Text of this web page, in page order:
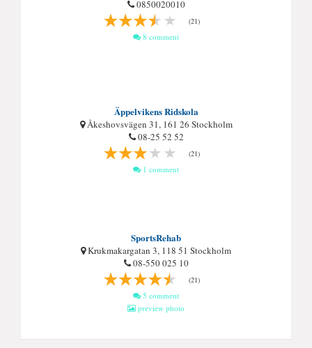
0850020010
(21)
8 comment
Äppelvikens Ridskola
Åkeshovsvägen 31, 161 26 Stockholm
08-25 52 52
(21)
1 comment
SportsRehab
Krukmakargatan 3, 118 51 Stockholm
08-550 025 10
(21)
5 comment
preview photo